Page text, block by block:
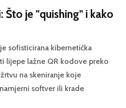
Što je "quishing" i kako
sofisticirana kibernetička
lijepe lažne QR kodove preko
na skeniranje koje
softver ili krade